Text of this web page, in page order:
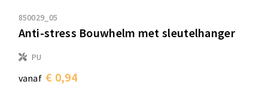
850029_05
Anti-stress Bouwhelm met sleutelhanger
PU
vanaf € 0,94